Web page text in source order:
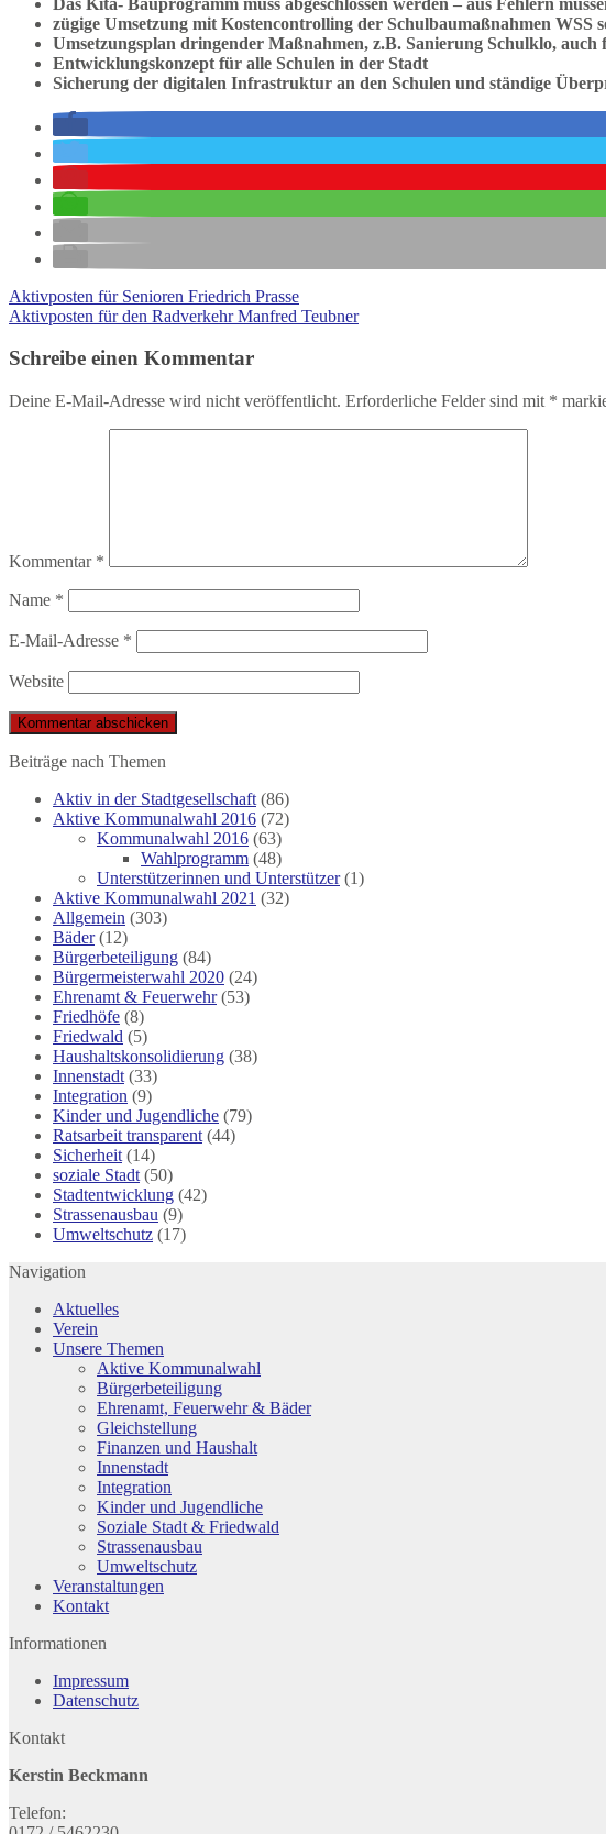
zügige Umsetzung mit Kostencontrolling der Schulbaumaßnahmen WSS
Umsetzungsplan dringender Maßnahmen, z.B. Sanierung Schulklo, auch
Entwicklungskonzept für alle Schulen in der Stadt
Sicherung der digitalen Infrastruktur an den Schulen und ständige
Aktivposten für Senioren Friedrich Prasse
Aktivposten für den Radverkehr Manfred Teubner
Schreibe einen Kommentar
Deine E-Mail-Adresse wird nicht veröffentlicht. Erforderliche Felder sind mit *
Kommentar *
Name *
E-Mail-Adresse *
Website
Beiträge nach Themen
Aktiv in der Stadtgesellschaft (86)
Aktive Kommunalwahl 2016 (72)
Kommunalwahl 2016 (63)
Wahlprogramm (48)
Unterstützerinnen und Unterstützer(1)
Aktive Kommunalwahl 2021 (32)
Allgemein (303)
Bäder(12)
Bürgerbeteiligung (84)
Bürgermeisterwahl 2020 (24)
Ehrenamt & Feuerwehr(53)
Friedhöfe (8)
Friedwald (5)
Haushaltskonsolidierung (38)
Innenstadt (33)
Integration (9)
Kinder und Jugendliche (79)
Ratsarbeit transparent (44)
Sicherheit (14)
soziale Stadt (50)
Stadtentwicklung (42)
Strassenausbau (9)
Umweltschutz (17)
Navigation
Aktuelles
Verein
Unsere Themen
Aktive Kommunalwahl
Bürgerbeteiligung
Ehrenamt, Feuerwehr & Bäder
Gleichstellung
Finanzen und Haushalt
Innenstadt
Integration
Kinder und Jugendliche
Soziale Stadt & Friedwald
Strassenausbau
Umweltschutz
Veranstaltungen
Kontakt
Informationen
Impressum
Datenschutz
Kontakt
Kerstin Beckmann
Telefon: